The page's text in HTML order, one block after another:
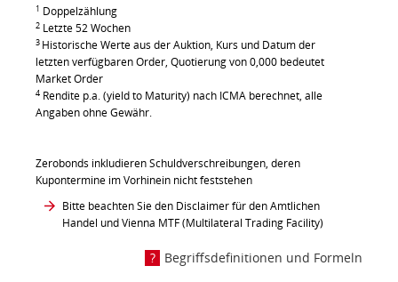
1 Doppelzählung
2 Letzte 52 Wochen
3 Historische Werte aus der Auktion, Kurs und Datum der
letzten verfügbaren Order, Quotierung von 0,000 bedeutet
Market Order
4 Rendite p.a. (yield to Maturity) nach ICMA berechnet, alle
Angaben ohne Gewähr.
Zerobonds inkludieren Schuldverschreibungen, deren
Kupontermine im Vorhinein nicht feststehen
Bitte beachten Sie den Disclaimer für den Amtlichen
Handel und Vienna MTF (Multilateral Trading Facility)
Begriffsdefinitionen und Formeln